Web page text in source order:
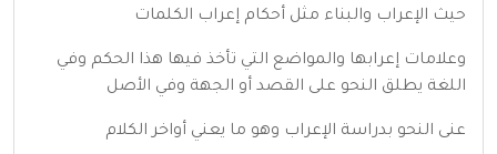
حيث الإعراب والبناء مثل أحكام إعراب الكلمات
وعلامات إعرابها والمواضع التي تأخذ فيها هذا الحكم وفي
اللغة يطلق النحو على القصد أو الجهة وفي الأصل
عنى النحو بدراسة الإعراب وهو ما يعني أواخر الكلام